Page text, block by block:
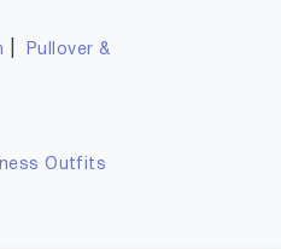
Pullover &
Outfits